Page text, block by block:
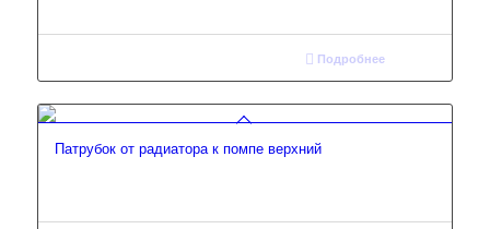
Подробнее
Патрубок от радиатора к помпе верхний